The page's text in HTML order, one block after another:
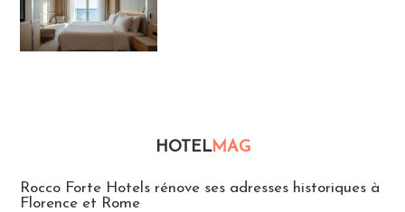
HOTELMAG
Rocco Forte Hotels rénove ses adresses historiques à
Florence et Rome